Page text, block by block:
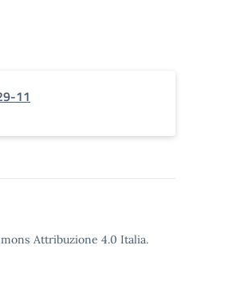
11
Attribuzione 4.0 Italia.